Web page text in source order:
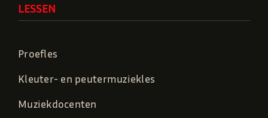
LESSEN
Proefles
Kleuter- en peutermuziekles
Muziekdocenten